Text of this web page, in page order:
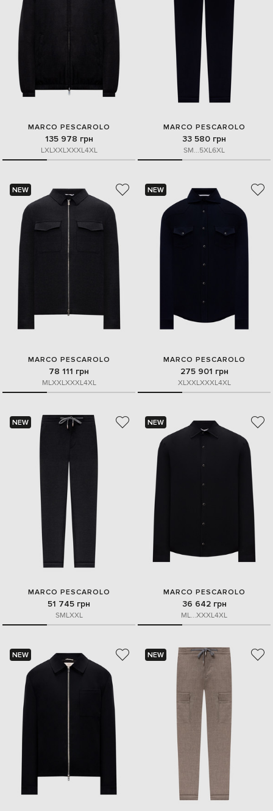
MARCO PESCAROLO
135 978 грн
LXLXXLXXXL4XL
MARCO PESCAROLO
33 580 грн
SM...5XL6XL
NEW
MARCO PESCAROLO
78 111 грн
MLXXLXXXL4XL
NEW
MARCO PESCAROLO
275 901 грн
XLXXLXXXL4XL
NEW
MARCO PESCAROLO
51 745 грн
SMLXXL
NEW
MARCO PESCAROLO
36 642 грн
ML...XXXL4XL
NEW NEW